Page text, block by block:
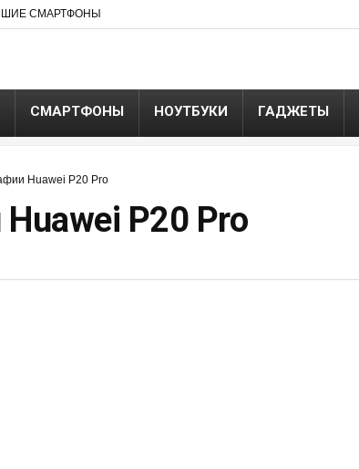
СМАРТФОНЫ
СМАРТФОНЫ НОУТБУКИ ГАДЖЕТЫ
Huawei P20 Pro
P20 Pro